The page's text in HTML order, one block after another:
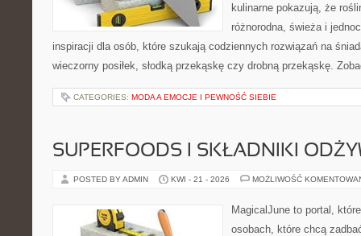
kulinarne pokazują, że
różnorodna, świeża i
inspiracji dla osób, które szukają codziennych rozwiązań na
wieczorny posiłek, słodką przekąskę czy drobną przekąskę.
CATEGORIES: MODA A EMOCJE I PEWNOŚĆ SIEBIE
SUPERFOODS I SKŁADNIKI
POSTED BY ADMIN KWI - 21 - 2026 MOŻLIWOŚĆ
MagicalJune to portal,
osobach, które chcą